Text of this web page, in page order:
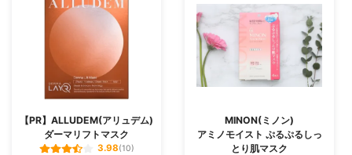
【PR】ALLUDEM(アリュデム)
ダーマリフトマスク
3.98(10)
MINON(ミノン)
アミノモイスト ぷるぷるしっ
とり肌マスク